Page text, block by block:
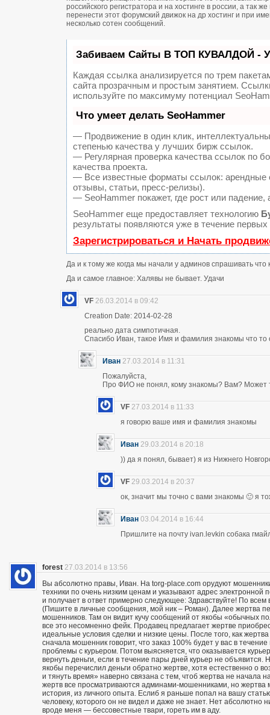
российского регистратора и на хостинге в россии, а
перенести этот форумский движок на др хостинг и при
несколько сотен сообщений.
Забиваем Сайты В ТОП КУВАЛДОЙ -
Каждая ссылка анализируется по трем
сайта прозрачным и простым занятием.
используйте по максимуму потенциал
Что умеет делать SeoHammer
— Продвижение в один клик,
степенью качества у лучших бирж ссылок.
— Регулярная проверка качества ссылок по
качества проекта.
— Все известные форматы ссылок: арендные
отзывы, статьи, пресс-релизы).
— SeoHammer покажет, где рост или
SeoHammer еще предоставляет технологию
результаты появляются уже в течение первых
Зарегистрироваться и Начать
Да и к тому же когда мы начали у админов спрашивать что
Да и самое главное: Халявы не бывает. Удачи
VF 26.03.2014 в 09:42
Creation Date: 2014-02-28
реально дата симпотичная.
Спасибо Иван, такое Имя и фамилия знакомы что то
Иван 27.03.2014 в 11:31
Пожалуйста,
Про ФИО не понял, кому знакомы? Вам? Может
VF 27.03.2014 в 11:33
я говорю ваше имя и фамилия знакомы
Иван 29.03.2014 в 20:18
)) да я понял, бывает) я из Нижнего
VF 29.03.2014 в 20:37
ок, значит мы точно с вами знакомы 🙂 я
Иван 03.04.2014 в 16:44
Пришлите на почту ivan.levkin собака
forest 27.03.2014 в 13:56
Вы абсолютно правы, Иван. На torg-place.com орудуют
техники по очень низким ценам и указывают адрес
и получает в ответ примерно следующее: Здравствуйте! По
(Пишите в личные сообщения, мой ник – Роман). Далее жертва
мошенников. Там он видит кучу сообщений от якобы «обычных
все это несомненно фейк. Продавец предлагает жертве
идеальные условия сделки и низкие цены. После того, как
сначала мошенник говорит, что заказ 100% будет у вас в
проблемы с курьером. Потом выясняется, что оказывается
вернуть деньги, если в течение пары дней курьер не
якобы перечислил деньги обратно жертве, хотя естественно о
и тянуть время» наверно связана с тем, чтоб жертва не начала
жертв все просматриваются админами-мошенниками, но жертва
история, из личного опыта. Еслиб я раньше попал на вашу
человеку, которого он не видел и даже не знает. Нет
вроде меня — бессовестные твари, гореть им в аду.